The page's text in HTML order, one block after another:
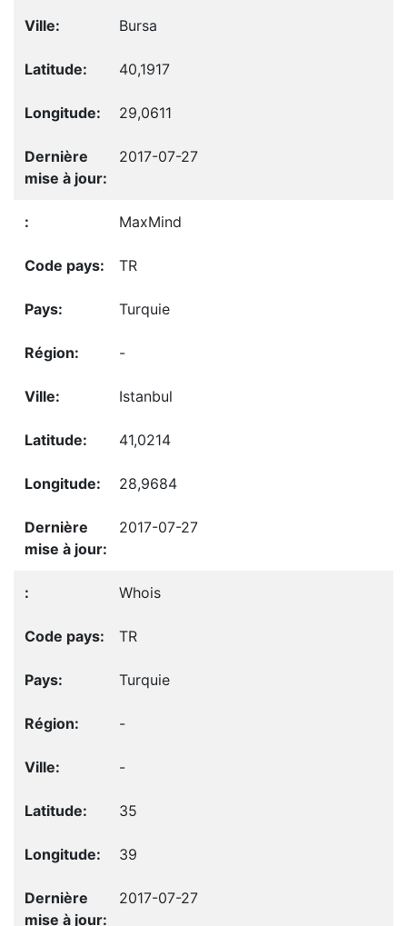
Bursa
40,1917
29,0611
2017-07-27
MaxMind
TR
Turquie
-
Istanbul
41,0214
28,9684
2017-07-27
Whois
TR
Turquie
-
-
35
39
2017-07-27